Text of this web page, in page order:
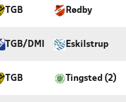
TGB Rødby
TGB/DMI Eskilstrup
TGB Tingsted (2)